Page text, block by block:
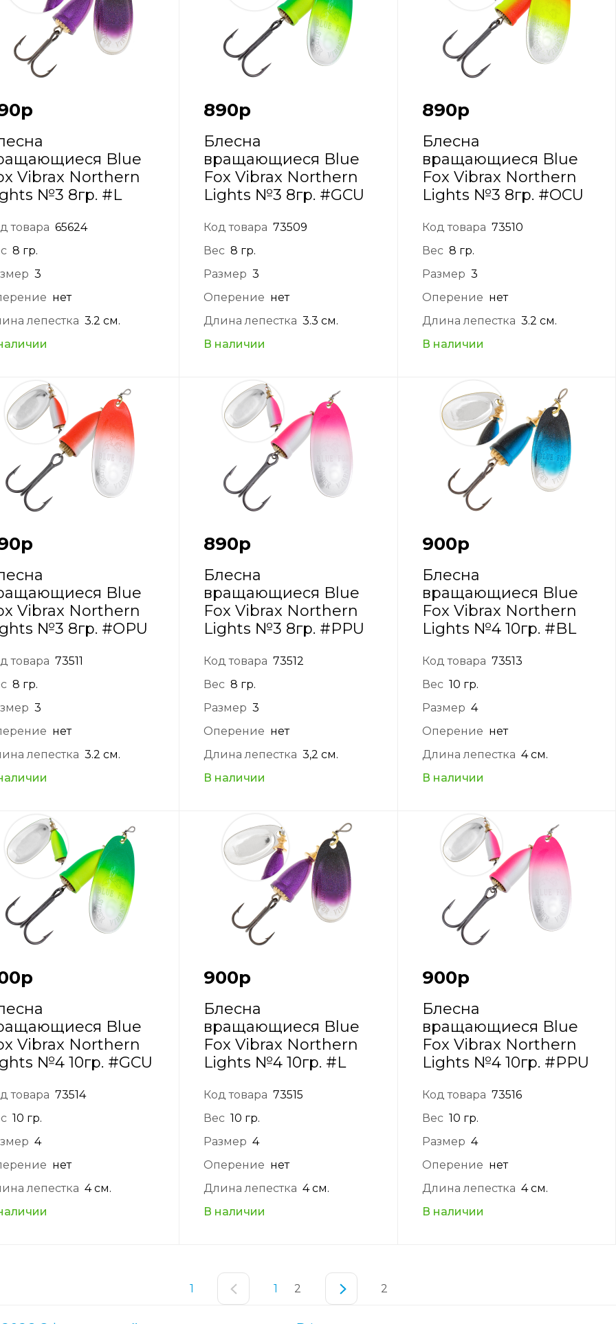
р
Blue
Vibrax Northern
№3 8гр. #L
товара 65624
8 гр.
3
нет
лепестка 3.2 см.
890р
Блесна
вращающиеся Blue
Fox Vibrax Northern
Lights №3 8гр. #GCU
Код товара 73509
Вес 8 гр.
Размер 3
Оперение нет
Длина лепестка 3.3 см.
В наличии
890р
Блесна
вращающиеся Blue
Fox Vibrax Northern
Lights №3 8гр. #OCU
Код товара 73510
Вес 8 гр.
Размер 3
Оперение нет
Длина лепестка 3.2 см.
В наличии
р
Blue
Vibrax Northern
№3 8гр. #OPU
товара 73511
8 гр.
3
нет
лепестка 3.2 см.
890р
Блесна
вращающиеся Blue
Fox Vibrax Northern
Lights №3 8гр. #PPU
Код товара 73512
Вес 8 гр.
Размер 3
Оперение нет
Длина лепестка 3,2 см.
В наличии
900р
Блесна
вращающиеся Blue
Fox Vibrax Northern
Lights №4 10гр. #BL
Код товара 73513
Вес 10 гр.
Размер 4
Оперение нет
Длина лепестка 4 см.
В наличии
р
Blue
Vibrax Northern
№4 10гр. #GCU
товара 73514
10 гр.
4
нет
лепестка 4 см.
900р
Блесна
вращающиеся Blue
Fox Vibrax Northern
Lights №4 10гр. #L
Код товара 73515
Вес 10 гр.
Размер 4
Оперение нет
Длина лепестка 4 см.
В наличии
900р
Блесна
вращающиеся Blue
Fox Vibrax Northern
Lights №4 10гр. #PPU
Код товара 73516
Вес 10 гр.
Размер 4
Оперение нет
Длина лепестка 4 см.
В наличии
1 1 2 2